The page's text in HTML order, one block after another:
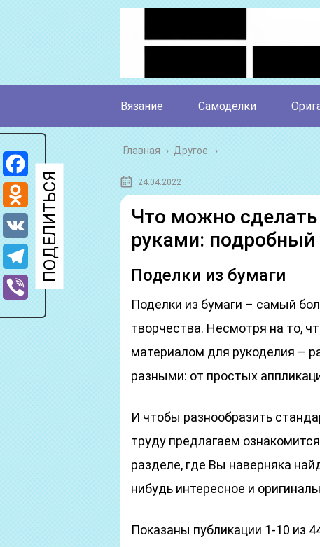
Вязание Самоделки
Главная › Другое
24.04.2022
Что можно
руками: подробный
Поделки из бумаги
Поделки из бумаги – самый
творчества. Несмотря на то,
материалом для рукоделия –
разными: от простых
И чтобы разнообразить
труду предлагаем
разделе, где Вы наверняка
нибудь интересное и
Показаны публикации 1-10 из
Facebook
Odnoklassniki
VK
Telegram
Viber